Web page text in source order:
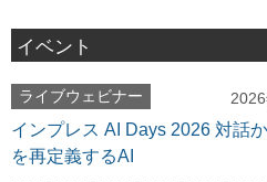
イベント
ライブウェビナー
インプレス AI Days 2026 対話
を再定義するAI